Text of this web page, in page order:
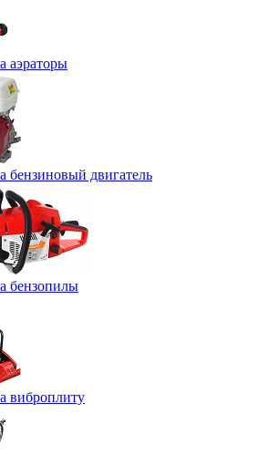
аэраторы
бензиновый двигатель
бензопилы
виброплиту